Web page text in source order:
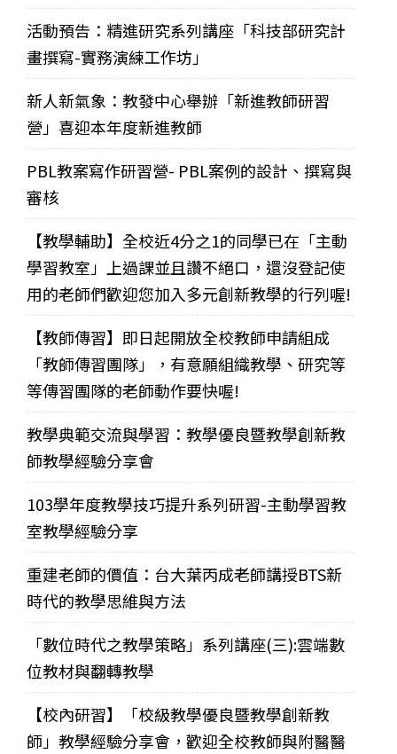
活動預告：精進研究系列講座「科技部研究計
畫撰寫-實務演練工作坊」
新人新氣象：教發中心舉辦「新進教師研習
營」喜迎本年度新進教師
PBL教案寫作研習營- PBL案例的設計、撰寫與
審核
【教學輔助】全校近4分之1的同學已在「主動
學習教室」上過課並且讚不絕口，還沒登記使
用的老師們歡迎您加入多元創新教學的行列喔!
【教師傳習】即日起開放全校教師申請組成
「教師傳習團隊」，有意願組織教學、研究等
等傳習團隊的老師動作要快喔!
教學典範交流與學習：教學優良暨教學創新教
師教學經驗分享會
103學年度教學技巧提升系列研習-主動學習教
室教學經驗分享
重建老師的價值：台大葉丙成老師講授BTS新
時代的教學思維與方法
「數位時代之教學策略」系列講座(三):雲端數
位教材與翻轉教學
【校內研習】「校級教學優良暨教學創新教
師」教學經驗分享會，歡迎全校教師與附醫醫